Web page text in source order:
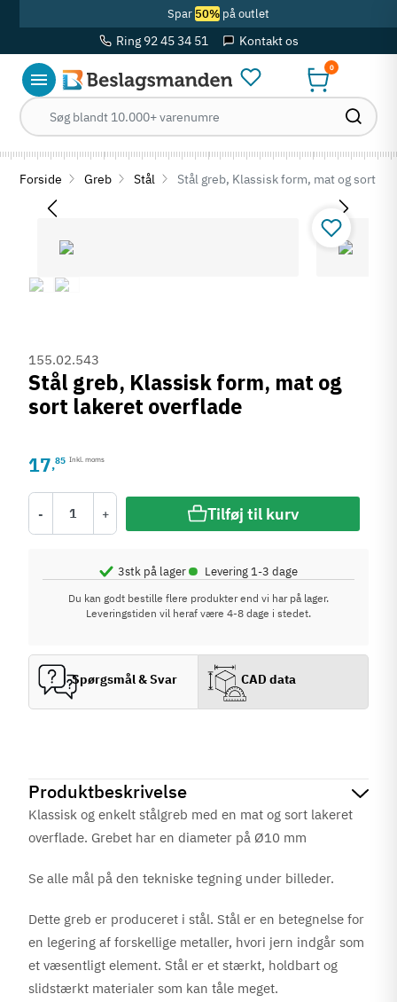
Spar 50%på outlet
Ring 92 45 34 51 Kontakt os
0
Forside Greb Stål Stål greb, Klassisk form, mat og sort
Produktbeskrivelse
Klassisk og enkelt stålgreb med en mat og sort lakeret
overflade. Grebet har en diameter på Ø10 mm
Se alle mål på den tekniske tegning under billeder.
Dette greb er produceret i stål. Stål er en betegnelse for
en legering af forskellige metaller, hvori jern indgår som
et væsentligt element. Stål er et stærkt, holdbart og
slidstærkt materialer som kan tåle meget.
155.02.543
Stål greb, Klassisk form, mat og
sort lakeret overflade
17,85 Inkl. moms
- + Tilføj til kurv
3stk på lager• Levering 1-3 dage
Du kan godt bestille flere produkter end vi har på lager.
Leveringstiden vil heraf være 4-8 dage i stedet.
Spørgsmål & Svar CAD data